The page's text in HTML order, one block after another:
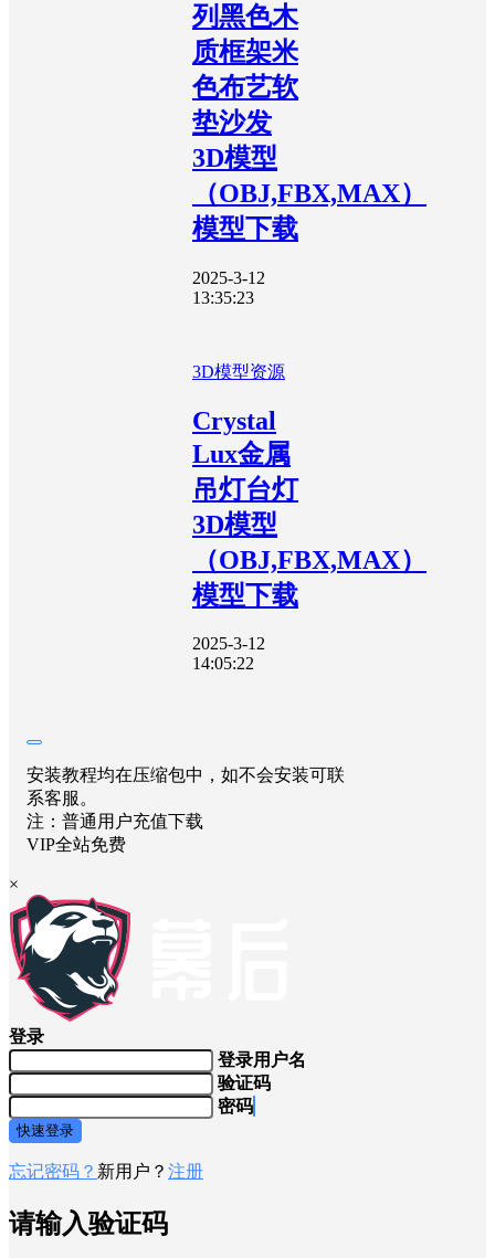
列黑色木
质框架米
色布艺软
垫沙发
3D模型
（OBJ,FBX,MAX）
模型下载
2025-3-12
13:35:23
3D模型资源
Crystal
Lux金属
吊灯台灯
3D模型
（OBJ,FBX,MAX）
模型下载
2025-3-12
14:05:22
安装教程均在压缩包中，如不会安装可联
系客服。
注：普通用户充值下载
VIP全站免费
×
登录
登录用户名
验证码
密码
快速登录
忘记密码？ 新用户？ 注册
请输入验证码